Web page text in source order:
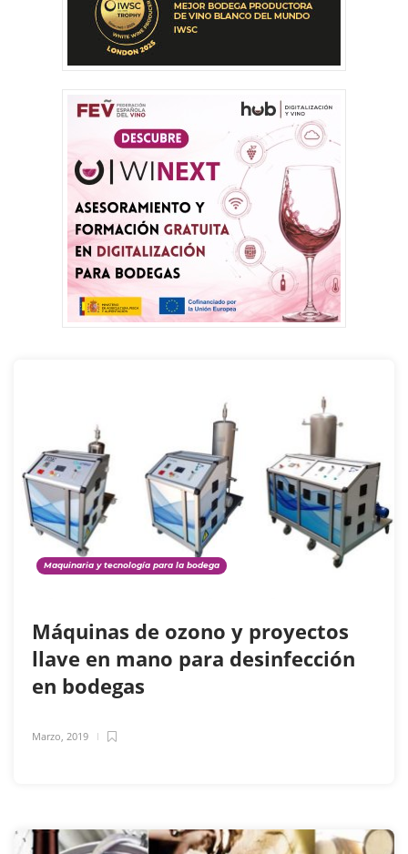
Maquinaria y tecnología para la bodega
Máquinas de ozono y proyectos
llave en mano para desinfección
en bodegas
Marzo, 2019